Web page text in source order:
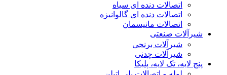
اتصالات دنده ای سیاه
اتصالات دنده ای گالوانیزه
اتصالات مانیسمان
شیرآلات صنعتی
شیرآلات برنجی
شیرآلات چدنی
پنج لایه، تک لایه، پلیکا